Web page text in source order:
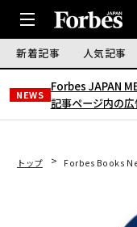
新着記事 人気記事
NEWS
Forbes JAPAN
記事ページ内の
トップ Forbes Books